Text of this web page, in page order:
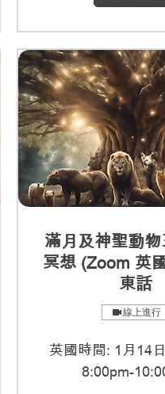
滿月及神聖動
冥想 (Zoom 英
東話
線上進行
英國時間: 1月14
8:00pm-